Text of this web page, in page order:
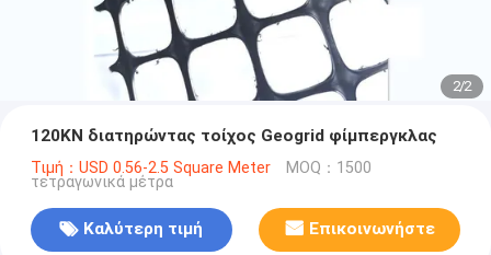
2/2
120KN διατηρώντας τοίχος Geogrid φίμπεργκλας
Τιμή：USD 0.56-2.5 Square Meter MOQ：1500
τετραγωνικά μέτρα
Καλύτερη τιμή Επικοινωνήστε